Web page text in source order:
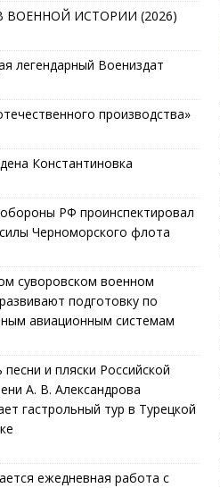
ВОЕННОЙ ИСТОРИИ (2026)
легендарный Воениздат
производства»
Константиновка
РФ проинспектировал
Черноморского флота
суворовском военном
подготовку по
авиационным системам
и пляски Российской
А. В. Александрова
гастрольный тур в Турецкой
ежедневная работа с